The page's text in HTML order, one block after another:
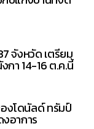
จังหวัด เตรียม
กา 14-16 ต.ค.นี้
งโดนัลด์ ทรัมป์
อาการ